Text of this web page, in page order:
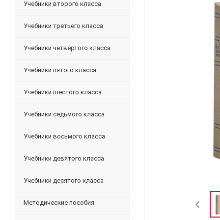
Учебники второго класса
Учебники третьего класса
Учебники четвёртого класса
Учебники пятого класса
Учебники шестого класса
Учебники седьмого класса
Учебники восьмого класса
Учебники девятого класса
Учебники десятого класса
Методические пособия